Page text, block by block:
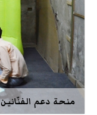
منحة دعم الفنّانين